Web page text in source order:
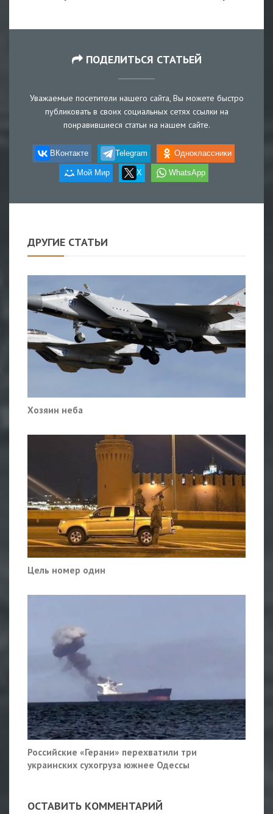
ПОДЕЛИТЬСЯ СТАТЬЕЙ
Уважаемые посетители нашего сайта, Вы можете быстро
публиковать в своих социальных сетях ссылки на
понравившиеся статьи на нашем сайте.
ВКонтакте Telegram Одноклассники
Мой Мир X WhatsApp
ДРУГИЕ СТАТЬИ
Хозяин неба
Цель номер один
Российские «Герани» перехватили три
украинских сухогруза южнее Одессы
ОСТАВИТЬ КОММЕНТАРИЙ